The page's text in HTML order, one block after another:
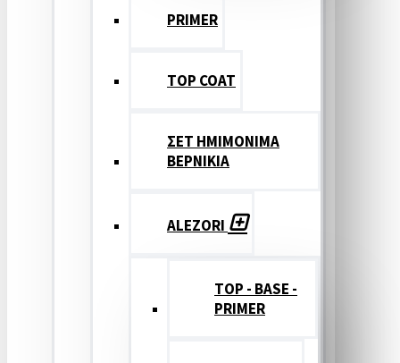
PRIMER
TOP COAT
ΣΕΤ ΗΜΙΜΟΝΙΜΑ
ΒΕΡΝΙΚΙΑ
ALEZORI
TOP - BASE -
PRIMER